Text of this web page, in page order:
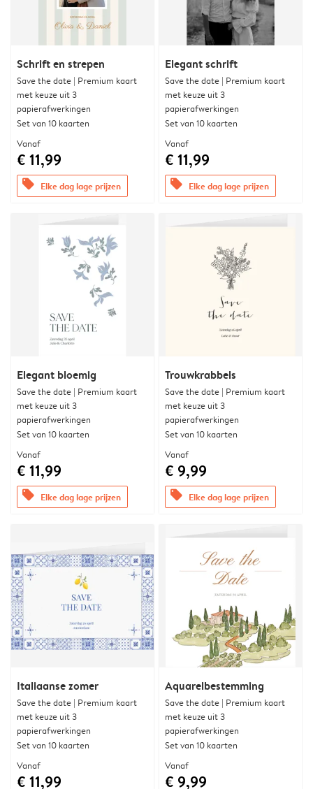
Schrift en strepen
Save the date | Premium kaart
met keuze uit 3
papierafwerkingen
Set van 10 kaarten
Vanaf
€ 11,99
offers Elke dag lage prijzen
Elegant schrift
Save the date | Premium kaart
met keuze uit 3
papierafwerkingen
Set van 10 kaarten
Vanaf
€ 11,99
offers Elke dag lage prijzen
Elegant bloemig
Save the date | Premium kaart
met keuze uit 3
papierafwerkingen
Set van 10 kaarten
Vanaf
€ 11,99
offers Elke dag lage prijzen
Trouwkrabbels
Save the date | Premium kaart
met keuze uit 3
papierafwerkingen
Set van 10 kaarten
Vanaf
€ 9,99
offers Elke dag lage prijzen
Italiaanse zomer
Save the date | Premium kaart
met keuze uit 3
papierafwerkingen
Set van 10 kaarten
Vanaf
€ 11,99
Aquarelbestemming
Save the date | Premium kaart
met keuze uit 3
papierafwerkingen
Set van 10 kaarten
Vanaf
€ 9,99